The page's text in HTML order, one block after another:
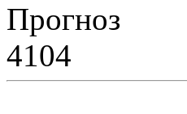
Прогноз
4104